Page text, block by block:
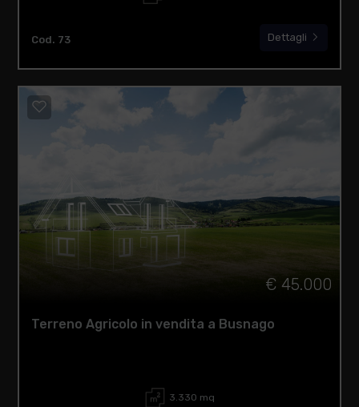
Cod. 73 Dettagli
€ 45.000
Terreno Agricolo in vendita a Busnago
3.330 mq